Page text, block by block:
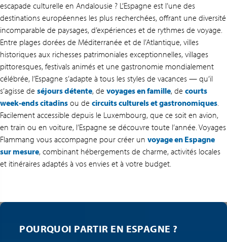
escapade culturelle en Andalousie ? L’Espagne est l’une des
destinations européennes les plus recherchées, offrant une diversité
incomparable de paysages, d’expériences et de rythmes de voyage.
Entre plages dorées de Méditerranée et de l’Atlantique, villes
historiques aux richesses patrimoniales exceptionnelles, villages
pittoresques, festivals animés et une gastronomie mondialement
célébrée, l’Espagne s’adapte à tous les styles de vacances — qu’il
s’agisse de séjours détente, de voyages en famille, de courts
week-ends citadins ou de circuits culturels et gastronomiques.
Facilement accessible depuis le Luxembourg, que ce soit en avion,
en train ou en voiture, l’Espagne se découvre toute l’année. Voyages
Flammang vous accompagne pour créer un voyage en Espagne
sur mesure, combinant hébergements de charme, activités locales
et itinéraires adaptés à vos envies et à votre budget.
POURQUOI PARTIR EN ESPAGNE ?